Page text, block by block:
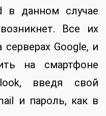
в данном случае
Все их
Google, и
на смартфоне
введя свой
и пароль, как в